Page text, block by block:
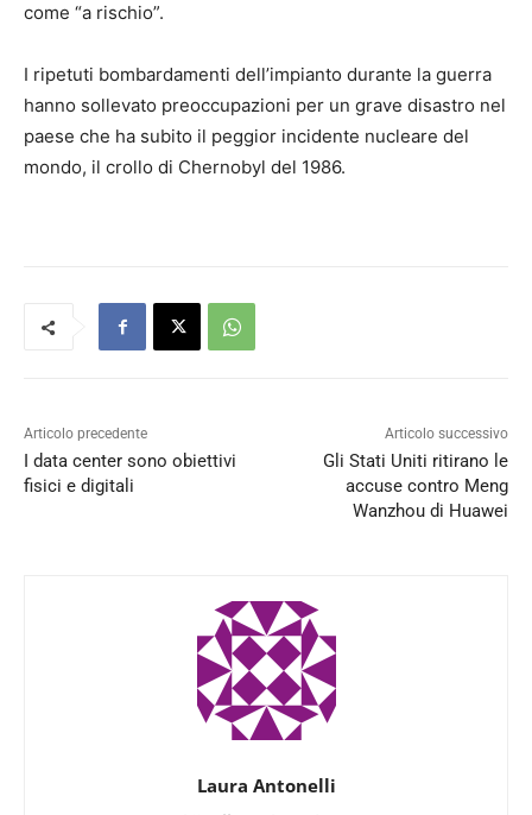
come “a rischio”.
I ripetuti bombardamenti dell’impianto durante la guerra
hanno sollevato preoccupazioni per un grave disastro nel
paese che ha subito il peggior incidente nucleare del
mondo, il crollo di Chernobyl del 1986.
Articolo precedente
I data center sono obiettivi
fisici e digitali
Articolo successivo
Gli Stati Uniti ritirano le
accuse contro Meng
Wanzhou di Huawei
Laura Antonelli